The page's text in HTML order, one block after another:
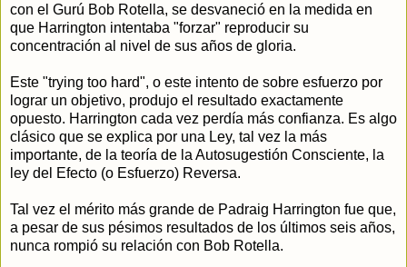
con el Gurú Bob Rotella, se desvaneció en la medida en
que Harrington intentaba "forzar" reproducir su
concentración al nivel de sus años de gloria.
Este "trying too hard", o este intento de sobre esfuerzo por
lograr un objetivo, produjo el resultado exactamente
opuesto. Harrington cada vez perdía más confianza. Es algo
clásico que se explica por una Ley, tal vez la más
importante, de la teoría de la Autosugestión Consciente, la
ley del Efecto (o Esfuerzo) Reversa.
Tal vez el mérito más grande de Padraig Harrington fue que,
a pesar de sus pésimos resultados de los últimos seis años,
nunca rompió su relación con Bob Rotella.